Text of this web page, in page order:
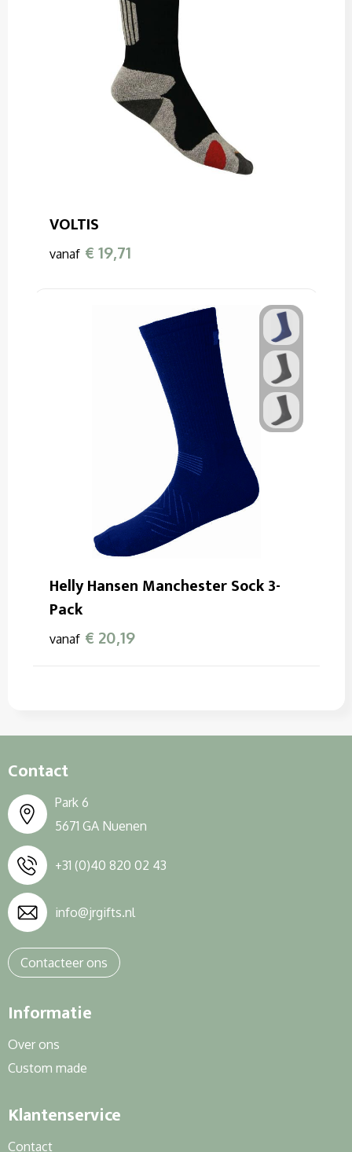
VOLTIS
vanaf € 19,71
Helly Hansen Manchester Sock 3-
Pack
vanaf € 20,19
Contact
Park 6
5671 GA Nuenen
+31 (0)40 820 02 43
info@jrgifts.nl
Contacteer ons
Informatie
Over ons
Custom made
Klantenservice
Contact